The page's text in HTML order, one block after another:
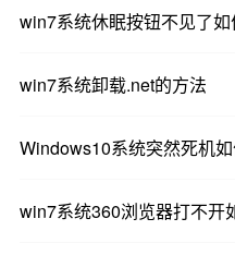
惠普笔记本电脑设置可
都是是图形版的BIOS
第1步：按惠普笔记本电
win7系统休眠按钮不见了如
win7系统卸载.net的方法
Windows10系统突然死机
win7系统360浏览器打不开